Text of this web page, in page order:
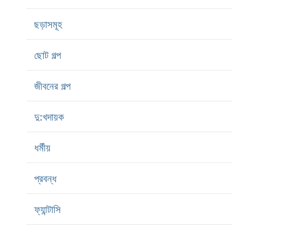
ছড়াসমূহ
ছোট গল্প
জীবনের গল্প
দু:খদায়ক
ধর্মীয়
প্রবন্ধ
ফ্যান্টাসি